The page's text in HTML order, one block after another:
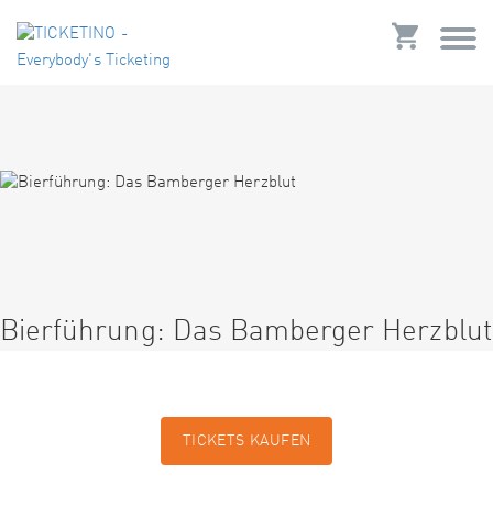
Bierführung: Das Bamberger Herzblut
TICKETS KAUFEN